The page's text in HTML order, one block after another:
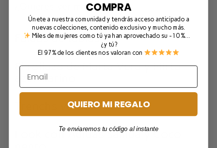
¿Quieres ver más looks?
Faldas de tablas
El rollazo de Marta Vera y Mirta
azul marino
Trenchs verdes
Look con Adidas Samba y Coco
COMPRA
Únete a nuestra comunidad y tendrás acceso anticipado a
nuevas colecciones, contenido exclusivo y mucho más.
Miles de mujeres como tú ya han aprovechado su -10 %…
¿y tú?
El 97% de los clientes nos valoran con
QUIERO MI REGALO
Te enviaremos tu código al instante